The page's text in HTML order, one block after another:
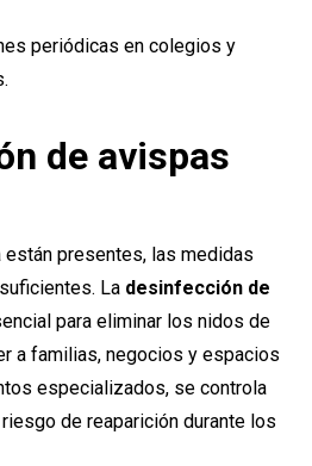
periódicas en colegios y
de avispas
están presentes, las medidas
La desinfección de
para eliminar los nidos de
a familias, negocios y espacios
especializados, se controla
de reaparición durante los